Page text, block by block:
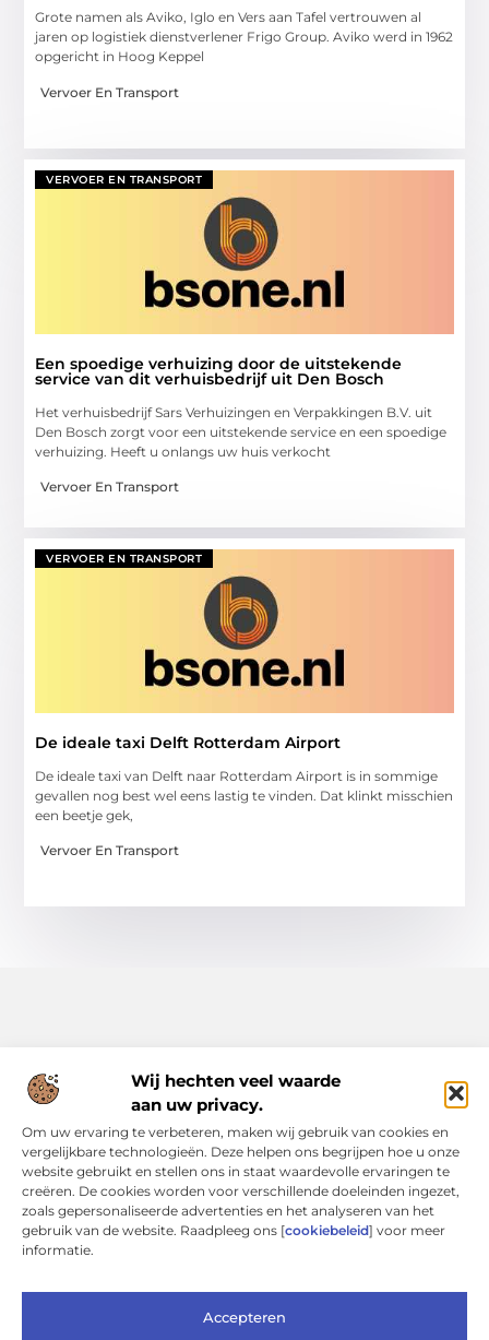
Wij hechten veel waarde
aan uw privacy.
Om uw ervaring te verbeteren, maken wij gebruik van cookies en
vergelijkbare technologieën. Deze helpen ons begrijpen hoe u onze
website gebruikt en stellen ons in staat waardevolle ervaringen te
creëren. De cookies worden voor verschillende doeleinden ingezet,
zoals gepersonaliseerde advertenties en het analyseren van het
gebruik van de website. Raadpleeg ons [cookiebeleid] voor meer
informatie.
Accepteren
Grote namen als Aviko, Iglo en Vers aan Tafel vertrouwen al
jaren op logistiek dienstverlener Frigo Group. Aviko werd in 1962
opgericht in Hoog Keppel
Vervoer En Transport
VERVOER EN TRANSPORT
Een spoedige verhuizing door de uitstekende
service van dit verhuisbedrijf uit Den Bosch
Het verhuisbedrijf Sars Verhuizingen en Verpakkingen B.V. uit
Den Bosch zorgt voor een uitstekende service en een spoedige
verhuizing. Heeft u onlangs uw huis verkocht
Vervoer En Transport
VERVOER EN TRANSPORT
De ideale taxi Delft Rotterdam Airport
De ideale taxi van Delft naar Rotterdam Airport is in sommige
gevallen nog best wel eens lastig te vinden. Dat klinkt misschien
een beetje gek,
Vervoer En Transport
Alles uit het dagelijks leven, verzameld voor jou.
Ontdek een rijke verzameling blogs en artikelen die je
inspireren, informeren en verrijken, allemaal op Bsone.nl.
Bericht categorie
Onze informatie